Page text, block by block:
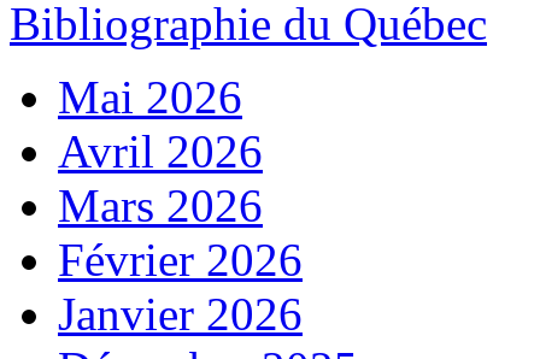
Bibliographie du Québec
Mai 2026
Avril 2026
Mars 2026
Février 2026
Janvier 2026